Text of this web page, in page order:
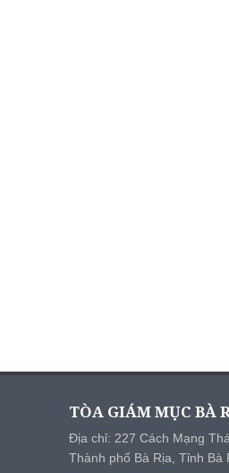
TÒA GIÁM MỤC BÀ
Địa chỉ: 227 Cách Mạng
Thành phố Bà Rịa, Tỉnh Bà